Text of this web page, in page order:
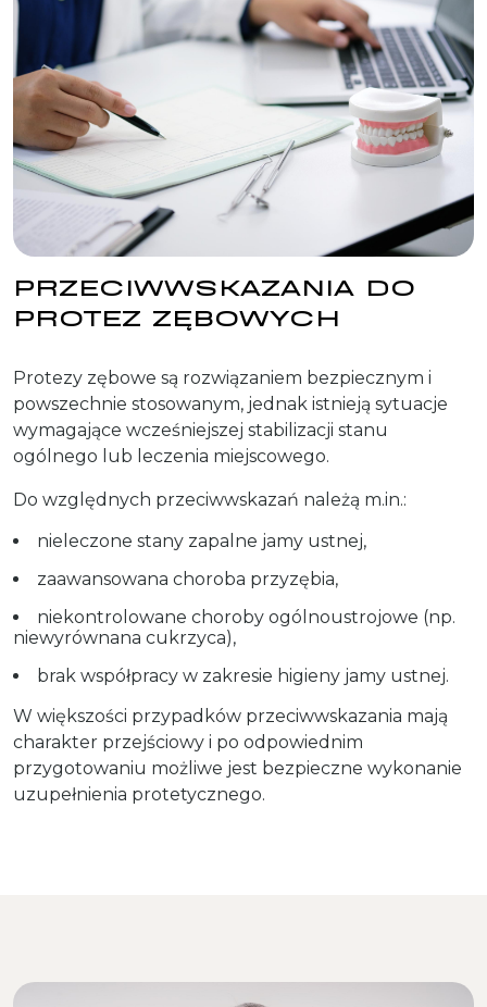
PRZECIWWSKAZANIA DO
PROTEZ ZĘBOWYCH
Protezy zębowe są rozwiązaniem bezpiecznym i
powszechnie stosowanym, jednak istnieją sytuacje
wymagające wcześniejszej stabilizacji stanu
ogólnego lub leczenia miejscowego.
Do względnych przeciwwskazań należą m.in.:
nieleczone stany zapalne jamy ustnej,
zaawansowana choroba przyzębia,
niekontrolowane choroby ogólnoustrojowe (np.
niewyrównana cukrzyca),
brak współpracy w zakresie higieny jamy ustnej.
W większości przypadków przeciwwskazania mają
charakter przejściowy i po odpowiednim
przygotowaniu możliwe jest bezpieczne wykonanie
uzupełnienia protetycznego.